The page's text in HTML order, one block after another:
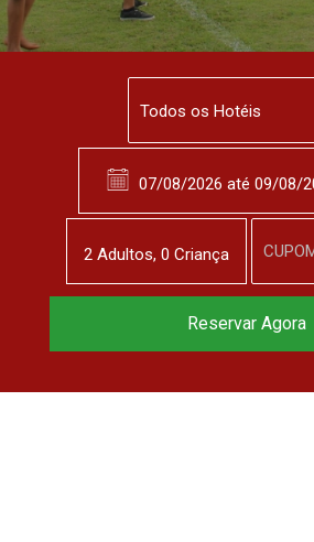
2 Adultos, 0 Criança
Reserve agora, com
Reservar Agora